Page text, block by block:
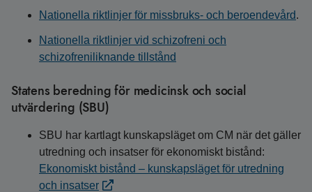
Nationella riktlinjer för missbruks- och beroendevård.
Nationella riktlinjer vid schizofreni och
schizofreniliknande tillstånd
Statens beredning för medicinsk och social
utvärdering (SBU)
SBU har kartlagt kunskapsläget om CM när det gäller
utredning och insatser för ekonomiskt bistånd:
Ekonomiskt bistånd – kunskapsläget för utredning
och insatser